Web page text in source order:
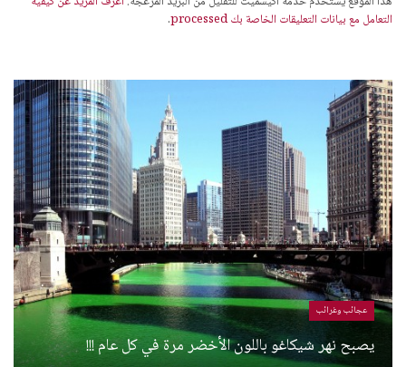
التعامل مع بيانات التعليقات الخاصة بك processed
.
عجائب وغرائب
يصبح نهر شيكاغو باللون الأخضر مرة في كل عام !!!